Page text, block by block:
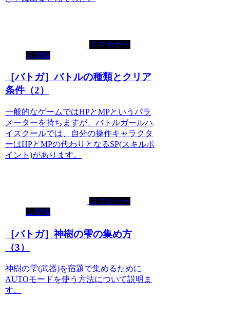
スマホゲー
ム攻略
［バトガ］バトルの種類とクリア
条件（2）
一般的なゲームではHPとMPというパラ
メーターを持ちますが、バトルガールハ
イスクールでは、自分の操作キャラクタ
ーはHPとMPの代わりとなるSP(スキルポ
イント)があります。
スマホゲー
ム攻略
［バトガ］神樹の雫の集め方
（3）
神樹の雫(武器)を宿題で集めるために
AUTOモードを使う方法について説明ま
す。